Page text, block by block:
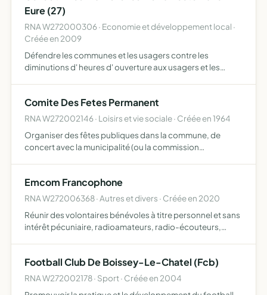
Eure (27)
RNA W272000306 · Economie et développement local ·
Créée en 2009
Défendre les communes et les usagers contre les
diminutions d' heures d' ouverture aux usagers et les
détrim…
Comite Des Fetes Permanent
RNA W272002146 · Loisirs et vie sociale · Créée en 1964
Organiser des fêtes publiques dans la commune, de
concert avec la municipalité (ou la commission
Emcom Francophone
RNA W272006368 · Autres et divers · Créée en 2020
Réunir des volontaires bénévoles à titre personnel et sans
intérêt pécuniaire, radioamateurs, radio-écouteurs,
Football Club De Boissey-Le-Chatel (Fcb)
RNA W272002178 · Sport · Créée en 2004